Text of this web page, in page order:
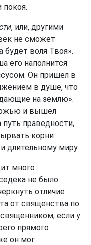
, или, другими
не сможет
будет воля Твоя».
его наполнится
Он пришел в
в душе, что
на землю».
и вышел
праведности,
корни
длительному миру.
много
не было
отличие
от священства по
если у
прямого
он мог